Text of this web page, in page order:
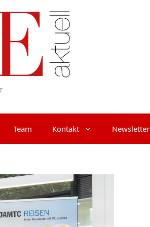
Team Kontakt Newsletter